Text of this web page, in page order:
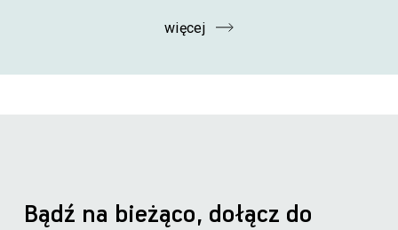
więcej
Bądź na bieżąco, dołącz do